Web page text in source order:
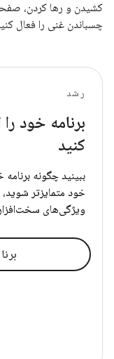
کشیدن و رها کردن،
چسباندن غنی را فعال
رشد
برنامه خود را
کنید
ببینید چگونه
خود متمایزتر شوید،
ویژگی‌های